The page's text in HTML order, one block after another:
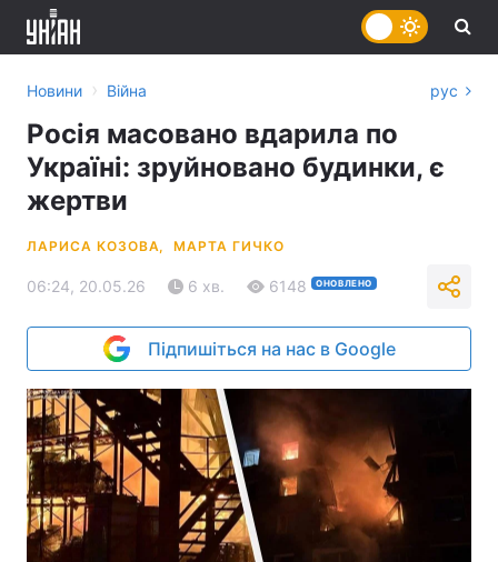
Новини › Війна рус
Росія масовано вдарила по
Україні: зруйновано будинки, є
жертви
ЛАРИСА КОЗОВА, МАРТА ГИЧКО
06:24, 20.05.26 6 хв. 6148 ОНОВЛЕНО
Підпишіться на нас в Google